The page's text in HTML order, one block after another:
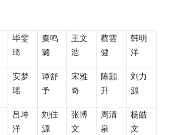
毕雯
琦
秦鸣
璐
王文
浩
蔡雲
健
韩明
洋
安梦
瑶
谭舒
予
宋雅
奇
陈颢
升
刘力
源
吕坤
洋
刘佳
源
张博
文
周清
泉
杨皓
文